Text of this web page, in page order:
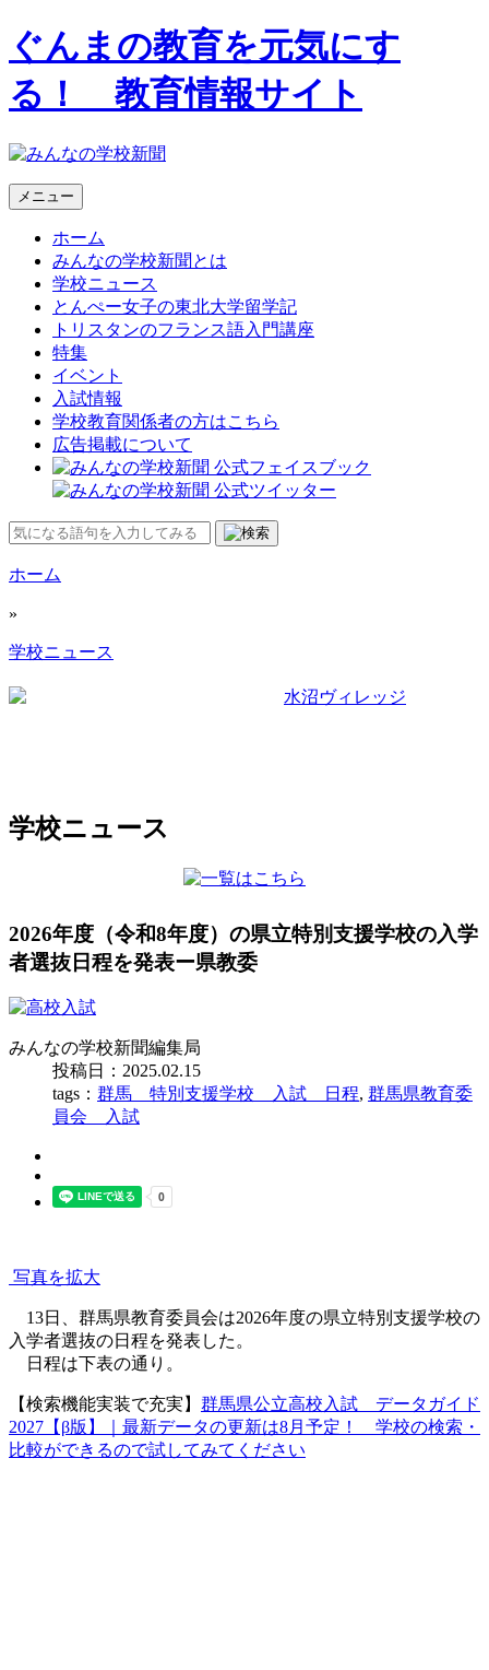
ぐんまの教育を元気にす
る！ 教育情報サイト
メニュー
ホーム
みんなの学校新聞とは
学校ニュース
とんぺー女子の東北大学留学記
トリスタンのフランス語入門講座
特集
イベント
入試情報
学校教育関係者の方はこちら
広告掲載について
ホーム
»
学校ニュース
学校ニュース
2026年度（令和8年度）の県立特別支援学校の入学
者選抜日程を発表ー県教委
みんなの学校新聞編集局
投稿日：2025.02.15
tags： 群馬 特別支援学校 入試 日程, 群馬県教育委
員会 入試
写真を拡大
13日、群馬県教育委員会は2026年度の県立特別支援学校の
入学者選抜の日程を発表した。
日程は下表の通り。
【検索機能実装で充実】 群馬県公立高校入試 データガイド
2027【β版】｜最新データの更新は8月予定！ 学校の検索・
比較ができるので試してみてください